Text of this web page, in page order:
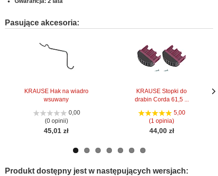
Pasujące akcesoria:
KRAUSE Hak na wiadro
wsuwany
0,00
(0 opinii)
45,01 zł
KRAUSE Stopki do
drabin Corda 61,5 ...
5,00
(1 opinia)
44,00 zł
Produkt dostępny jest w następujących wersjach: